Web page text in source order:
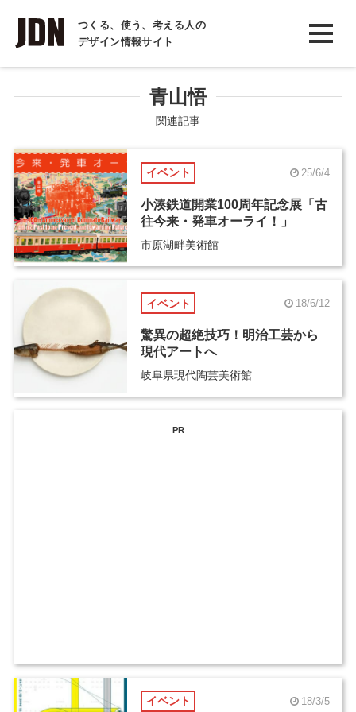
つくる、使う、考える人の
デザイン情報サイト
INTERVIEW
インタビュー
COLUMN
コラム
青山悟
関連記事
イベント 25/6/4
小湊鉄道開業100周年記念展「古
往今来・発車オーライ！」
市原湖畔美術館
イベント 18/6/12
驚異の超絶技巧！明治工芸から
現代アートへ
岐阜県現代陶芸美術館
PR
イベント 18/3/5